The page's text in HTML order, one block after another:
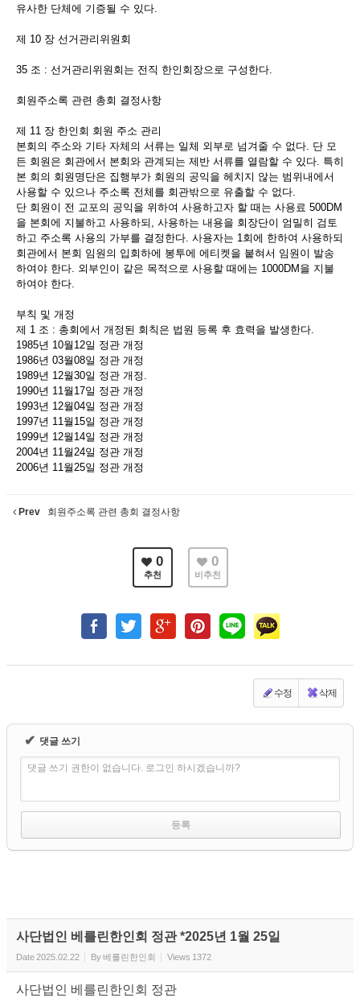
유사한 단체에 기증될 수 있다.
제 10 장 선거관리위원회
35 조 : 선거관리위원회는 전직 한인회장으로 구성한다.
회원주소록 관련 총회 결정사항
제 11 장 한인회 회원 주소 관리
본회의 주소와 기타 자체의 서류는 일체 외부로 넘겨줄 수 없다. 단 모
든 회원은 회관에서 본회와 관계되는 제반 서류를 열람할 수 있다. 특히
본 회의 회원명단은 집행부가 회원의 공익을 헤치지 않는 범위내에서
사용할 수 있으나 주소록 전체를 회관밖으로 유출할 수 없다.
단 회원이 전 교포의 공익을 위하여 사용하고자 할 때는 사용료 500DM
을 본회에 지불하고 사용하되, 사용하는 내용을 회장단이 엄밀히 검토
하고 주소록 사용의 가부를 결정한다. 사용자는 1회에 한하여 사용하되
회관에서 본회 임원의 입회하에 봉투에 에티켓을 붙혀서 임원이 발송
하여야 한다. 외부인이 같은 목적으로 사용할 때에는 1000DM을 지불
하여야 한다.
부칙 및 개정
제 1 조 : 총회에서 개정된 회칙은 법원 등록 후 효력을 발생한다.
1985년 10월12일 정관 개정
1986년 03월08일 정관 개정
1989년 12월30일 정관 개정.
1990년 11월17일 정관 개정
1993년 12월04일 정관 개정
1997년 11월15일 정관 개정
1999년 12월14일 정관 개정
2004년 11월24일 정관 개정
2006년 11월25일 정관 개정
Prev 회원주소록 관련 총회 결정사항
0
추천
0
비추천
수정 삭제
✔ 댓글 쓰기
댓글 쓰기 권한이 없습니다. 로그인 하시겠습니까?
사단법인 베를린한인회 정관 *2025년 1월 25일
Date2025.02.22 By베를린한인회 Views 1372
사단법인 베를린한인회 정관